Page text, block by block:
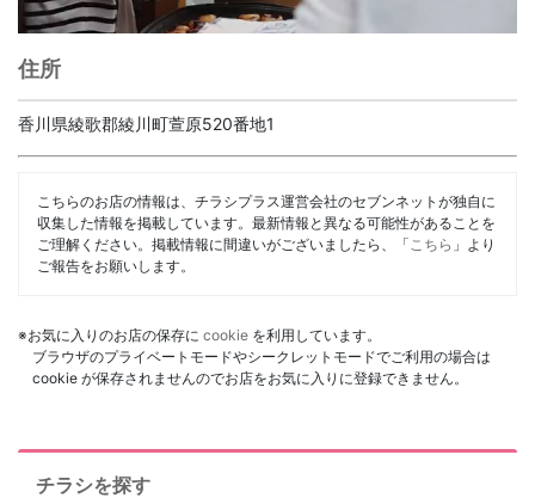
住所
香川県綾歌郡綾川町萱原520番地1
こちらのお店の情報は、チラシプラス運営会社のセブンネットが独自に
収集した情報を掲載しています。最新情報と異なる可能性があることを
ご理解ください。掲載情報に間違いがございましたら、「 こちら 」より
ご報告をお願いします。
※お気に入りのお店の保存に cookie を利用しています。
ブラウザのプライベートモードやシークレットモードでご利用の場合は
cookie が保存されませんのでお店をお気に入りに登録できません。
チラシを探す